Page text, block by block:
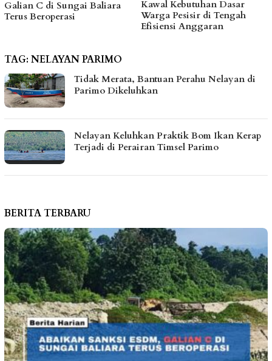
Kawal Kebutuhan Dasar
Warga Pesisir di Tengah
hingga Bantu Fasilitas
Tempat Ibadah Pakai Dana
Pribadi
TAG: NELAYAN PARIMO
Tidak Merata, Bantuan Perahu Nelayan di
Parimo Dikeluhkan
Nelayan Keluhkan Praktik Bom Ikan Kerap
Terjadi di Perairan Timsel Parimo
BERITA TERBARU